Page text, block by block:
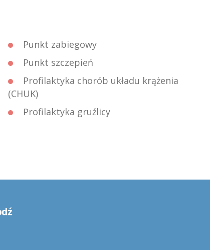
Punkt zabiegowy
Punkt szczepień
Profilaktyka chorób układu krążenia
(CHUK)
Profilaktyka gruźlicy